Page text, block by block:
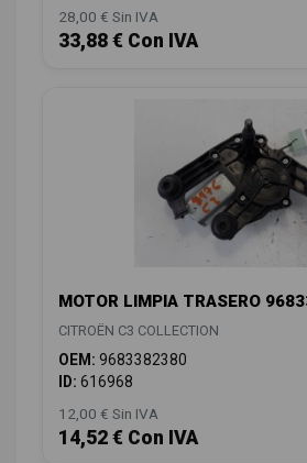
28,00 € Sin IVA
33,88 € Con IVA
MOTOR LIMPIA TRASERO
CITROËN C3 COLLECTION
OEM: 9683382380
ID: 616968
12,00 € Sin IVA
14,52 € Con IVA